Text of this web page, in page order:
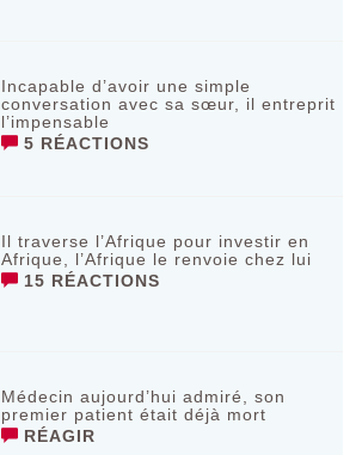
Incapable d’avoir une simple
conversation avec sa sœur, il entreprit
l’impensable
5 RÉACTIONS
Il traverse l’Afrique pour investir en
Afrique, l’Afrique le renvoie chez lui
15 RÉACTIONS
Médecin aujourd’hui admiré, son
premier patient était déjà mort
RÉAGIR